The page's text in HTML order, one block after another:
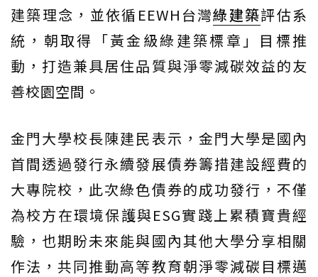
建築理念，並依循EEWH台灣綠建築評估系
統，朝取得「黃金級綠建築標章」目標推
動，打造兼具居住品質與淨零減碳效益的友
善校園空間。
金門大學校長陳建民表示，金門大學是國內
首間透過發行永續發展債券籌措建設經費的
大專院校，此次綠色債券的成功發行，不僅
為校方在環境保護與ESG實踐上累積寶貴經
驗，也期盼未來能與國內其他大學分享相關
作法，共同推動高等教育朝淨零減碳目標邁